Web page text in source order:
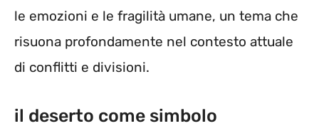
le emozioni e le fragilità umane, un tema che
risuona profondamente nel contesto attuale
di conflitti e divisioni.
il deserto come simbolo